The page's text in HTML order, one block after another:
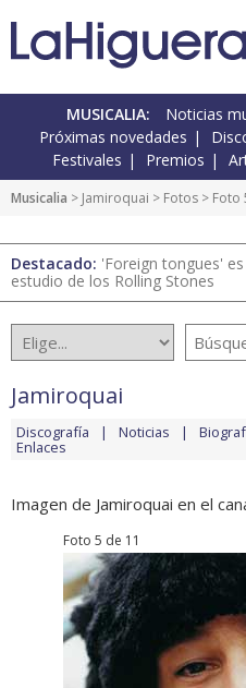
MUSICALIA: Noticias
Próximas novedades
Festivales
Premios
Musicalia > Jamiroquai > Fotos > Foto
Destacado: 'Foreign tongues'
estudio de los Rolling Stones
Jamiroquai
Discografía Noticias
Enlaces
Imagen de Jamiroquai en el
Foto 5 de 11